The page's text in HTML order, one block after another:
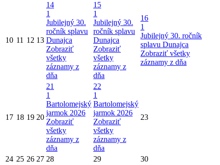
10 11 12 13
14
1
Jubilejný 30.
ročník splavu
Dunajca
Zobraziť
všetky
záznamy z
dňa
15
1
Jubilejný 30.
ročník splavu
Dunajca
Zobraziť
všetky
záznamy z
dňa
16
1
Jubilejný 30. ročník
splavu Dunajca
Zobraziť všetky
záznamy z dňa
17 18 19 20
21
1
Bartolomejský
jarmok 2026
Zobraziť
všetky
záznamy z
dňa
22
1
Bartolomejský
jarmok 2026
Zobraziť
všetky
záznamy z
dňa
23
24 25 26 27 28 29
30